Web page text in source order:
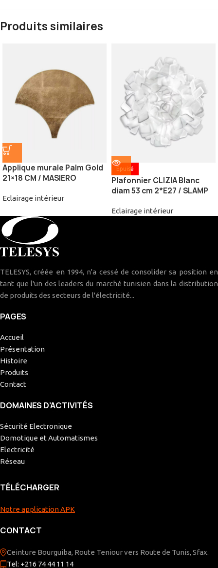
Produits similaires
Applique murale Palm Gold
21×18 CM / MASIERO
Eclairage intérieur
Épuisé
Plafonnier CLIZIA Blanc
diam 53 cm 2*E27 / SLAMP
Eclairage intérieur
TELESYS, créée en 1994, n'a cessé de consolider sa position en
tant que l'un des leaders du marché tunisien dans la distribution
de produits des secteurs de l'électricité...
PAGES
Accueil
Présentation
Histoire
Produits
Contact
DOMAINES D’ACTIVITÉS
Sécurité Electronique
Domotique et Automatismes
Electricité
Réseau
TÉLÉCHARGER
Notre application APK
CONTACT
Ceinture Bourguiba, Route Teniour vers Route de Tunis, Sfax.
Tel: +216 74 44 11 14